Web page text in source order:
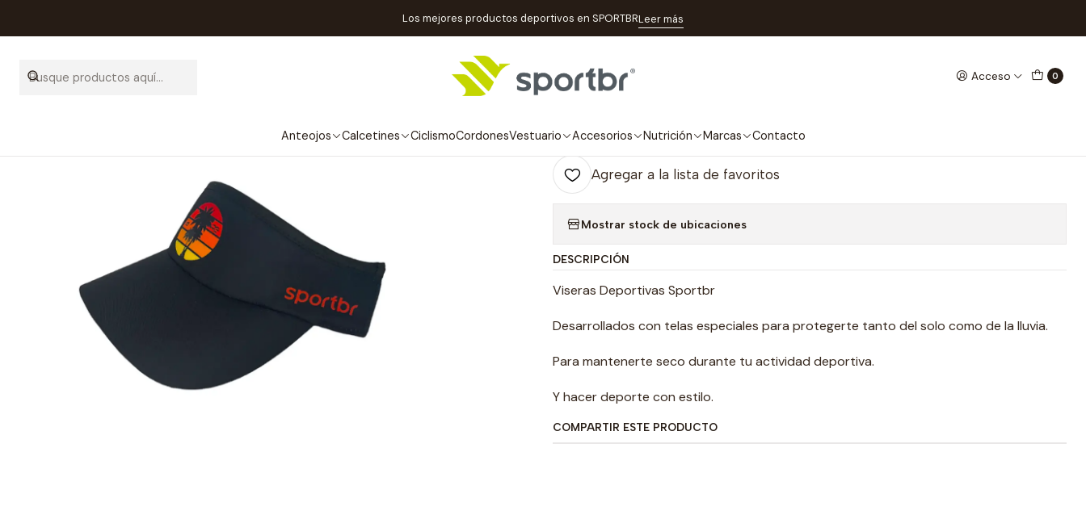
Acceso 0
Anteojos Calcetines CiclismoCordonesVestuario Accesorios Nutrición Marcas Contacto
Los mejores productos deportivos en SPORTBRLeer más
Inicio Marcas SPORTBR Visera Running Sunset
Visera Running Sunset
Cantidad
Agregar al Carro
Agregar a la lista de favoritos
Mostrar stock de ubicaciones
DESCRIPCIÓN
Viseras Deportivas Sportbr
Desarrollados con telas especiales para protegerte tanto del solo como de la lluvia.
Para mantenerte seco durante tu actividad deportiva.
Y hacer deporte con estilo.
COMPARTIR ESTE PRODUCTO